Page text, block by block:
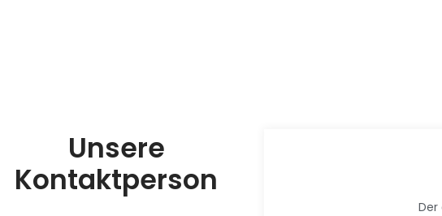
Unsere
Kontaktperson
Der